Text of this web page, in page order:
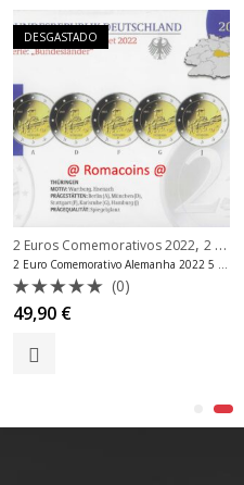
DESGASTADO
2 Euros Comemorativos 2022, 2 Euros Comemorativos Alemanha
2 Euro Comemorativo Alemanha 2022 5 Casas da Moeda Prova
Avaliação
0
de
(0)
49,90 €